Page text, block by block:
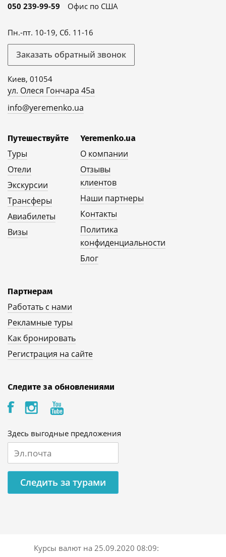
050 239-99-59
Офис по США
Пн.-пт. 10-19, Сб. 11-16
Заказать обратный звонок
Киев, 01054
ул. Олеся Гончара 45а
info@yeremenko.ua
Путешествуйте
Туры
Отели
Экскурсии
Трансферы
Авиабилеты
Визы
Yeremenko.ua
О компании
Отзывы
клиентов
Наши партнеры
Контакты
Политика
конфиденциальности
Блог
Партнерам
Работать с нами
Рекламные туры
Как бронировать
Регистрация на сайте
Следите за обновлениями
Здесь выгодные предложения
Следить за турами
Курсы валют на 25.09.2020 08:09: